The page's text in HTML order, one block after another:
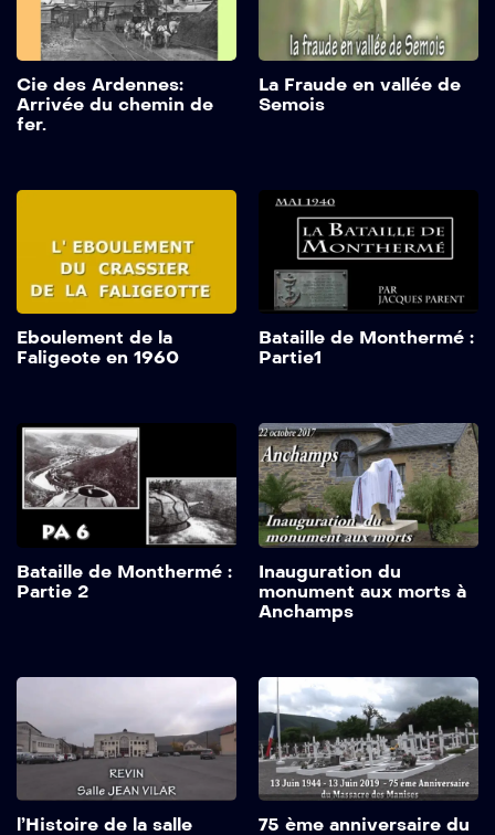
Cie des Ardennes:
Arrivée du chemin de
fer.
La Fraude en vallée de
Semois
Eboulement de la
Faligeote en 1960
Bataille de Monthermé :
Partie1
Bataille de Monthermé :
Partie 2
Inauguration du
monument aux morts à
Anchamps
l’Histoire de la salle
75 ème anniversaire du